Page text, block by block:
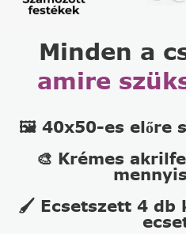
Minden a
amire
🖼️ 40x50-es előre
🎨 Krémes
🖌️ Ecsetszett 4 db